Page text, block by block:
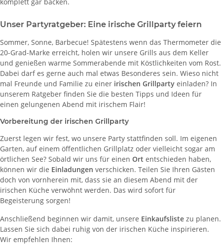
Unser Partyratgeber: Eine irische Grillparty feiern
Sommer, Sonne, Barbecue! Spätestens wenn das Thermometer die
20-Grad-Marke erreicht, holen wir unsere Grills aus dem Keller
und genießen warme Sommerabende mit Köstlichkeiten vom Rost.
Dabei darf es gerne auch mal etwas Besonderes sein. Wieso nicht
mal Freunde und Familie zu einer irischen Grillparty einladen? In
unserem Ratgeber finden Sie die besten Tipps und Ideen für
einen gelungenen Abend mit irischem Flair!
Vorbereitung der irischen Grillparty
Zuerst legen wir fest, wo unsere Party stattfinden soll. Im eigenen
Garten, auf einem öffentlichen Grillplatz oder vielleicht sogar am
örtlichen See? Sobald wir uns für einen Ort entschieden haben,
können wir die Einladungen verschicken. Teilen Sie Ihren Gästen
doch von vornherein mit, dass sie an diesem Abend mit der
irischen Küche verwöhnt werden. Das wird sofort für
Begeisterung sorgen!
Anschließend beginnen wir damit, unsere Einkaufsliste zu planen.
Lassen Sie sich dabei ruhig von der irischen Küche inspirieren.
Wir empfehlen Ihnen: